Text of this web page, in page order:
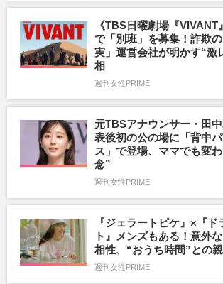
《TBS日曜劇場『VIVANT
で「別班」を募集！詐欺
実」運営会社が明かす“激
相
週刊女性PRIME
元TBSアナウンサー・田
表後初の公の場に「背中
ス」で登場、ママでも変
念”
週刊女性PRIME
『ジェラートピケ』×『ド
ト』メンズもある！意外
相性、“おうち時間”との
週刊女性PRIME